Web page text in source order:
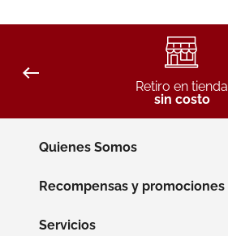
Retiro en tienda
sin costo
Quienes Somos
Recompensas y promociones
Servicios